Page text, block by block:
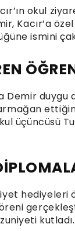
okul
Kacır’a
ismini
duygu
üçüncüsü
kutladı.